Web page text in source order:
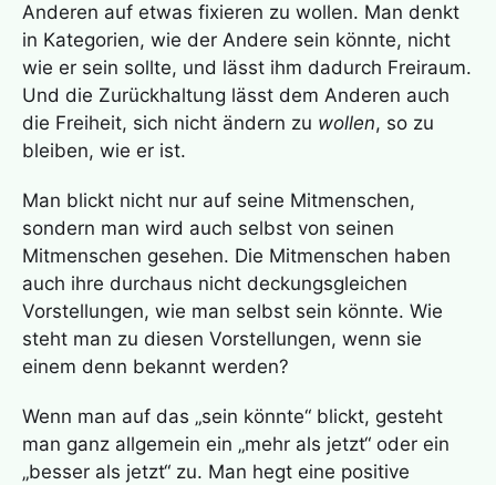
Anderen auf etwas fixieren zu wollen. Man denkt
in Kategorien, wie der Andere sein könnte, nicht
wie er sein sollte, und lässt ihm dadurch Freiraum.
Und die Zurückhaltung lässt dem Anderen auch
die Freiheit, sich nicht ändern zu wollen, so zu
bleiben, wie er ist.
Man blickt nicht nur auf seine Mitmenschen,
sondern man wird auch selbst von seinen
Mitmenschen gesehen. Die Mitmenschen haben
auch ihre durchaus nicht deckungsgleichen
Vorstellungen, wie man selbst sein könnte. Wie
steht man zu diesen Vorstellungen, wenn sie
einem denn bekannt werden?
Wenn man auf das „sein könnte“ blickt, gesteht
man ganz allgemein ein „mehr als jetzt“ oder ein
„besser als jetzt“ zu. Man hegt eine positive